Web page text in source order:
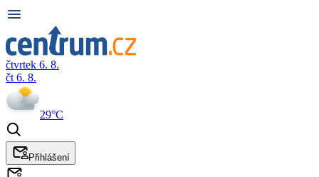
čtvrtek 6. 8.
čt 6. 8.
29°C
Přihlášení